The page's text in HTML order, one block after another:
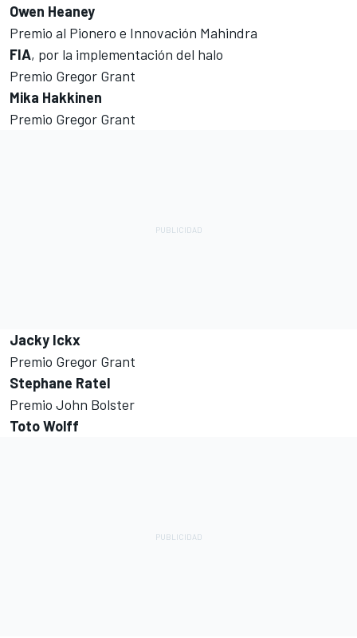
Owen Heaney
Premio al Pionero e Innovación Mahindra
FIA, por la implementación del halo
Premio Gregor Grant
Mika Hakkinen
Premio Gregor Grant
Jacky Ickx
Premio Gregor Grant
Stephane Ratel
Premio John Bolster
Toto Wolff